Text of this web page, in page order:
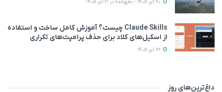
Claude Skills چیست؟ آموزش کامل ساخت و استفاده
از اسکیل‌های کلاد برای حذف پرامپت‌های تکراری
داغ‌ترین‌های روز